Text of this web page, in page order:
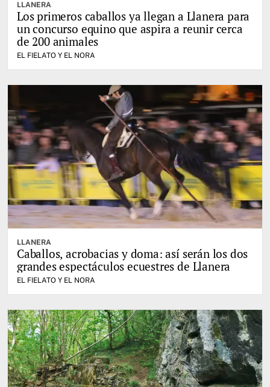
LLANERA
Los primeros caballos ya llegan a Llanera para
un concurso equino que aspira a reunir cerca
de 200 animales
EL FIELATO Y EL NORA
LLANERA
Caballos, acrobacias y doma: así serán los dos
grandes espectáculos ecuestres de Llanera
EL FIELATO Y EL NORA